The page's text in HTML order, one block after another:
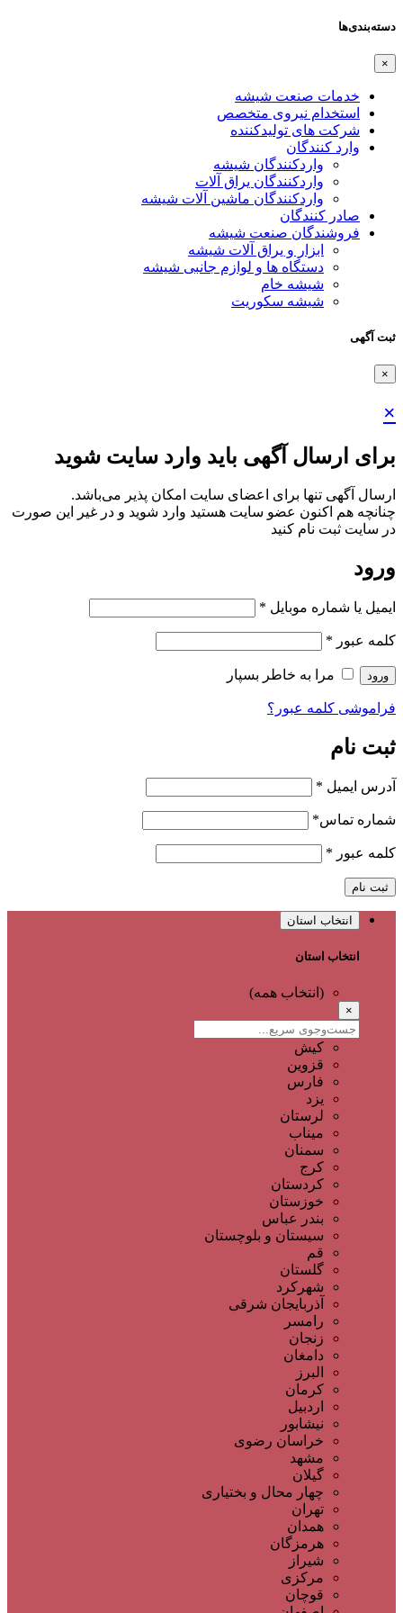
دسته‌بندی‌ها
×
خدمات صنعت شیشه
استخدام نیروی متخصص
شرکت های تولیدکننده
وارد کنندگان
واردکنندگان شیشه
واردکنندگان یراق آلات
واردکنندگان ماشین آلات شیشه
صادر کنندگان
فروشندگان صنعت شیشه
ابزار و یراق آلات شیشه
دستگاه ها و لوازم جانبی شیشه
شیشه خام
شیشه سکوریت
ثبت آگهی
×
×
برای ارسال آگهی باید وارد سایت شوید
ارسال آگهی تنها برای اعضای سایت امکان پذیر می‌باشد.
چنانچه هم‌ اکنون عضو سایت هستید وارد شوید و در غیر این صورت
در سایت ثبت نام کنید
ورود
ایمیل یا شماره موبایل *
کلمه عبور *
ورود مرا به خاطر بسپار
فراموشی کلمه عبور؟
ثبت نام
آدرس ایمیل *
شماره تماس*
کلمه عبور *
ثبت نام
انتخاب استان
انتخاب استان
(انتخاب همه)
×
کیش
قزوین
فارس
یزد
لرستان
میناب
سمنان
کرج
کردستان
خوزستان
بندر عباس
سیستان و بلوچستان
قم
گلستان
شهرکرد
آذربایجان شرقی
رامسر
زنجان
دامغان
البرز
کرمان
اردبیل
نیشابور
خراسان رضوی
مشهد
گیلان
چهار محال و بختیاری
تهران
همدان
هرمزگان
شیراز
مرکزی
قوچان